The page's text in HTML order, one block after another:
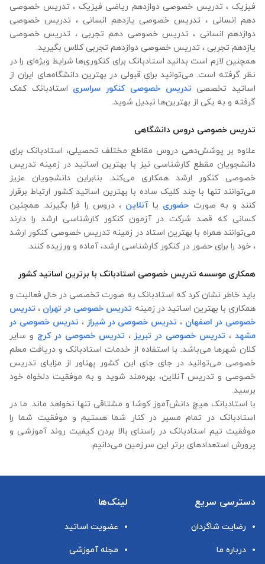
فیزیک ، تدریس خصوصی دوازدهم ریاضی فیزیک ، تدریس خصوصی
دهم انسانی ، تدریس خصوصی یازدهم انسانی ، تدریس خصوصی
دوازدهم انسانی ، تدریس خصوصی دهم تجربی ، تدریس خصوصی
یازدهم تجربی ، تدریس خصوصی دوازدهم تجربی کلاس بگیرید.
همچنین لازم است بدانید استادبانک برای کنکوری‌ها شرایط ویژه‌ای را در
نظر گرفته است. می‌توانید برای قبولی در بهترین دانشگاه‌های ایران از
اساتید تخصصی تدریس خصوصی کنکور سراسری استادبانک کمک
گرفته و به یکی از بهترین‌ها تبدیل شوید.
تدریس خصوصی دروس دانشگاهی
علاوه ‌بر پوشش‌دهی دروس مقاطع مختلف تحصیلی، استادبانک برای
دانشجویان مقطع کارشناسی نیز با بهترین اساتید در زمینه تدریس
خصوصی کنکور ارشد همکاری می‌کند. بنابراین دانشجویان عزیز
می‌توانند تنها با چند کلیک ساده با بهترین اساتید کشور ارتباط برقرار
کنند و به صورت حضوری یا آنلاین ، دروس را فرا بگیرند. همچنین
کسانی که قصد شرکت در آزمون کنکور کارشناسی ارشد را دارند
می‌توانند همراه با بهترین استاد در زمینه تدریس خصوصی کنکور ارشد
، خود را برای حضور در کنکور کارشناسی ارشد، آماده و ورزیده کنند.
همکاری موسسه تدریس خصوصی استادبانک با برترین اساتید کشور
باید خاطر نشان کرد که استادبانک به صورت تخصصی در حال فعالیت و
همکاری با بهترین اساتید در زمینه تدریس خصوصی در تهران ، تدریس
خصوصی در اصفهان ، تدریس خصوصی در شیراز، تدریس خصوصی در
مشهد ، تدریس خصوصی در تبریز ، تدریس خصوصی در کرج و سایر
کلان شهرها می‌باشد. با استفاده از خدمات استادبانک و دریافت معلم
خصوصی می‌توانید در جای جای این کشور پهناور از مزایای تدریس
خصوصی و تدریس آنلاین، بهره‌مند شوید و به موفقیت دلخواه خود
برسید.
با استادبانک هیچ دانش‌آموز کوشا و مشتاقی تنها نخواهد ماند. ما در
استادبانک در تمام مسیر در کنار شما هستیم و موفقیت شما را
موفقیت تیم استادبانک در راستای بالا بردن کیفیت روند آموزشی و
پرورش استعدادهای برتر این سرزمین می‌دانیم.
دسترسی سریع
رضایت شاگردان
درباره ما
لینک‌ها
عضویت اساتید
مجله آموزشی